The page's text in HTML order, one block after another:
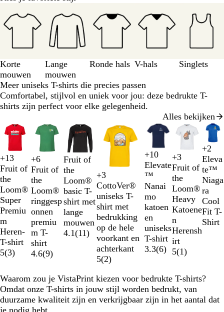
o
f
e
e
w
Korte
mouwen
Lange
mouwen
Ronde hals V-hals Singlets
t/m
van
5
Meer uniseks T-shirts die precies passen
Comfortabel, stijlvol en uniek voor jou: deze bedrukte T-
shirts zijn perfect voor elke gelegenheid.
Alles bekijken
W
i
t
L
i
c
h
t
g
r
a
f
i
t
K
a
k
i
Z
w
a
r
t
+13
Fruit of
the
Loom®
Super
Premiu
m
Heren-
T-shirt
5(3)
F
l
e
s
s
e
n
g
r
o
n
R
o
o
d
Z
w
a
r
t
M
a
r
i
n
e
b
l
a
u
+6
Fruit of
the
Loom®
ringgesp
onnen
premiu
m T-
shirt
4.6(9)
Z
w
a
r
t
W
i
t
B
l
a
u
w
R
o
o
d
Fruit of
the
Loom®
basic T-
shirt met
lange
mouwen
4.1(11)
B
l
a
c
k
R
e
d
N
a
v
y
w
h
i
t
e
+3
CottoVer®
uniseks T-
shirt met
bedrukking
op de hele
voorkant en
achterkant
5(2)
W
i
G
e
ê
l
e
e
r
d
g
O
r
n
j
e
R
o
d
+10
Elevate
™
Nanai
mo
katoen
en
uniseks
T-shirt
3.3(6)
M
a
r
i
n
e
b
l
a
u
W
i
t
Z
w
a
r
t
H
e
a
t
h
e
r
G
r
i
s
+3
Fruit of
the
Loom®
Heavy
Katoene
n
Herensh
irt
5(1)
R
o
o
d
E
g
a
a
l
W
i
t
M
a
r
i
n
e
b
l
O
r
a
n
j
e
+2
Eleva
te™
Niaga
ra
Cool
Fit T-
Shirt
Dia's
t/m
2
van
7
Waarom zou je VistaPrint kiezen voor bedrukte T-shirts?
Omdat onze T-shirts in jouw stijl worden bedrukt, van
duurzame kwaliteit zijn en verkrijgbaar zijn in het aantal dat
je nodig hebt.